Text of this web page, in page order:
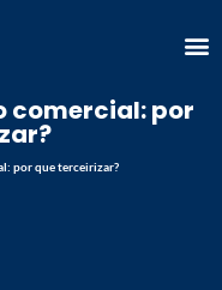
comercial: por
por que terceirizar?